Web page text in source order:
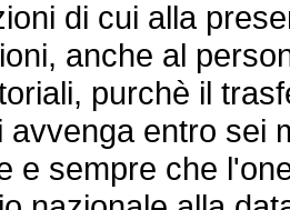
di cui alla
anche al
purchè il
avvenga entro sei
e sempre che